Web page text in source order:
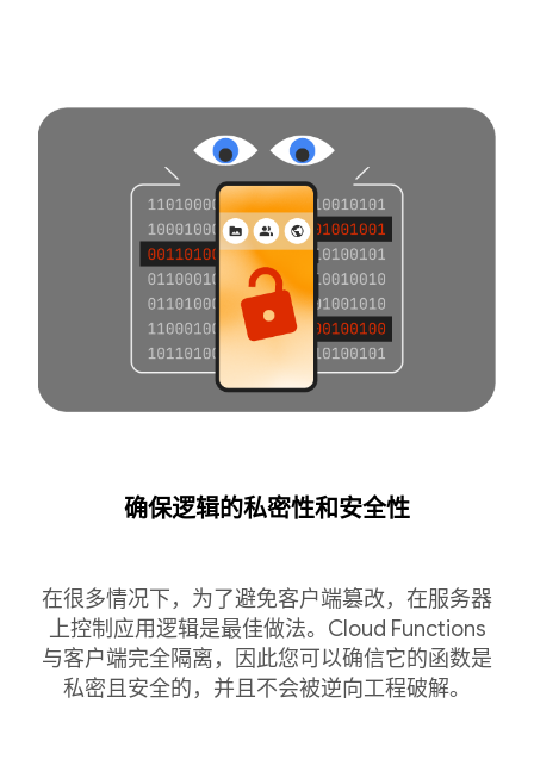
确保逻辑的私密性和安全性
在很多情况下，为了避免客户端篡改，在服务器
上控制应用逻辑是最佳做法。Cloud Functions
与客户端完全隔离，因此您可以确信它的函数是
私密且安全的，并且不会被逆向工程破解。